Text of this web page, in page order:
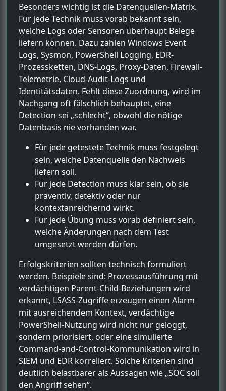
Besonders wichtig ist die Datenquellen-Matrix.
Für jede Technik muss vorab bekannt sein,
welche Logs oder Sensoren überhaupt Belege
liefern können. Dazu zählen Windows Event
Logs, Sysmon, PowerShell Logging, EDR-
Prozessketten, DNS-Logs, Proxy-Daten, Firewall-
Telemetrie, Cloud-Audit-Logs und
Identitätsdaten. Fehlt diese Zuordnung, wird im
Nachgang oft fälschlich behauptet, eine
Detection sei „schlecht“, obwohl die nötige
Datenbasis nie vorhanden war.
Für jede getestete Technik muss festgelegt
sein, welche Datenquelle den Nachweis
liefern soll.
Für jede Detection muss klar sein, ob sie
präventiv, detektiv oder nur
kontextanreichernd wirkt.
Für jede Übung muss vorab definiert sein,
welche Änderungen nach dem Test
umgesetzt werden dürfen.
Erfolgskriterien sollten technisch formuliert
werden. Beispiele sind: Prozessausführung mit
verdächtigen Parent-Child-Beziehungen wird
erkannt, LSASS-Zugriffe erzeugen einen Alarm
mit ausreichendem Kontext, verdächtige
PowerShell-Nutzung wird nicht nur geloggt,
sondern priorisiert, oder eine simulierte
Command-and-Control-Kommunikation wird in
SIEM und EDR korreliert. Solche Kriterien sind
deutlich belastbarer als Aussagen wie „SOC soll
den Angriff sehen“.